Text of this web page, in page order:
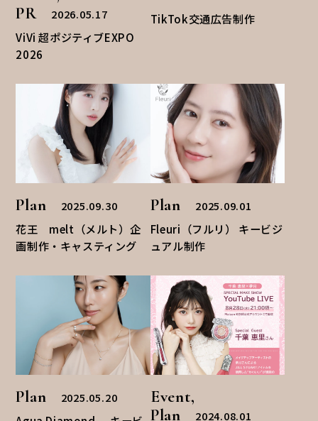
PR
2026.05.17
ViVi 超ポジティブEXPO
2026
TikTok交通広告制作
Plan 2025.09.30
花王 melt（メルト）企
画制作・キャスティング
Plan 2025.09.01
Fleuri（フルリ） キービジ
ュアル制作
Plan 2025.05.20
Event,
Plan
2024.08.01